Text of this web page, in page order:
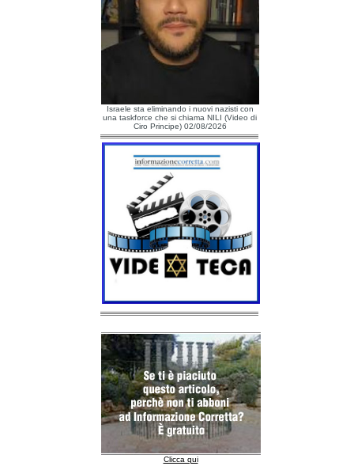
Israele sta eliminando i nuovi nazisti con
una taskforce che si chiama NILI (Video di
Ciro Principe) 02/08/2026
Clicca qui